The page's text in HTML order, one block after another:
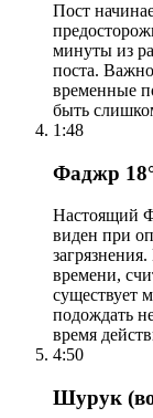
Пост
минуты из
поста.
временные
быть
1:48
Фаджр
Настоящий
виден при
времени,
существует
подождать
время
4:50
Шурук